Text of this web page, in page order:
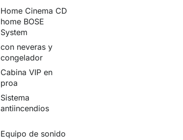
Home Cinema CD
home BOSE
System
con neveras y
congelador
Cabina VIP en
proa
Sistema
antiincendios
Equipo de sonido